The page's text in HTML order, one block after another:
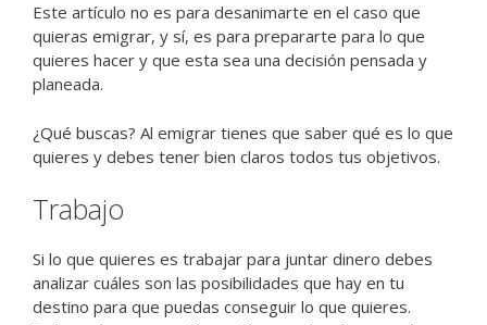
Este artículo no es para desanimarte en el caso que
quieras emigrar, y sí, es para prepararte para lo que
quieres hacer y que esta sea una decisión pensada y
planeada.
¿Qué buscas? Al emigrar tienes que saber qué es lo que
quieres y debes tener bien claros todos tus objetivos.
Trabajo
Si lo que quieres es trabajar para juntar dinero debes
analizar cuáles son las posibilidades que hay en tu
destino para que puedas conseguir lo que quieres.